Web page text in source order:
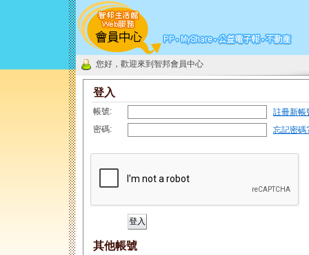
您好，歡迎來到智邦會員中心
登入
帳號:
註冊新帳
密碼:
忘記密碼
其他帳號